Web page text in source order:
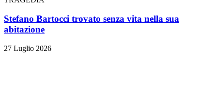
Stefano Bartocci trovato senza vita nella sua
abitazione
27 Luglio 2026